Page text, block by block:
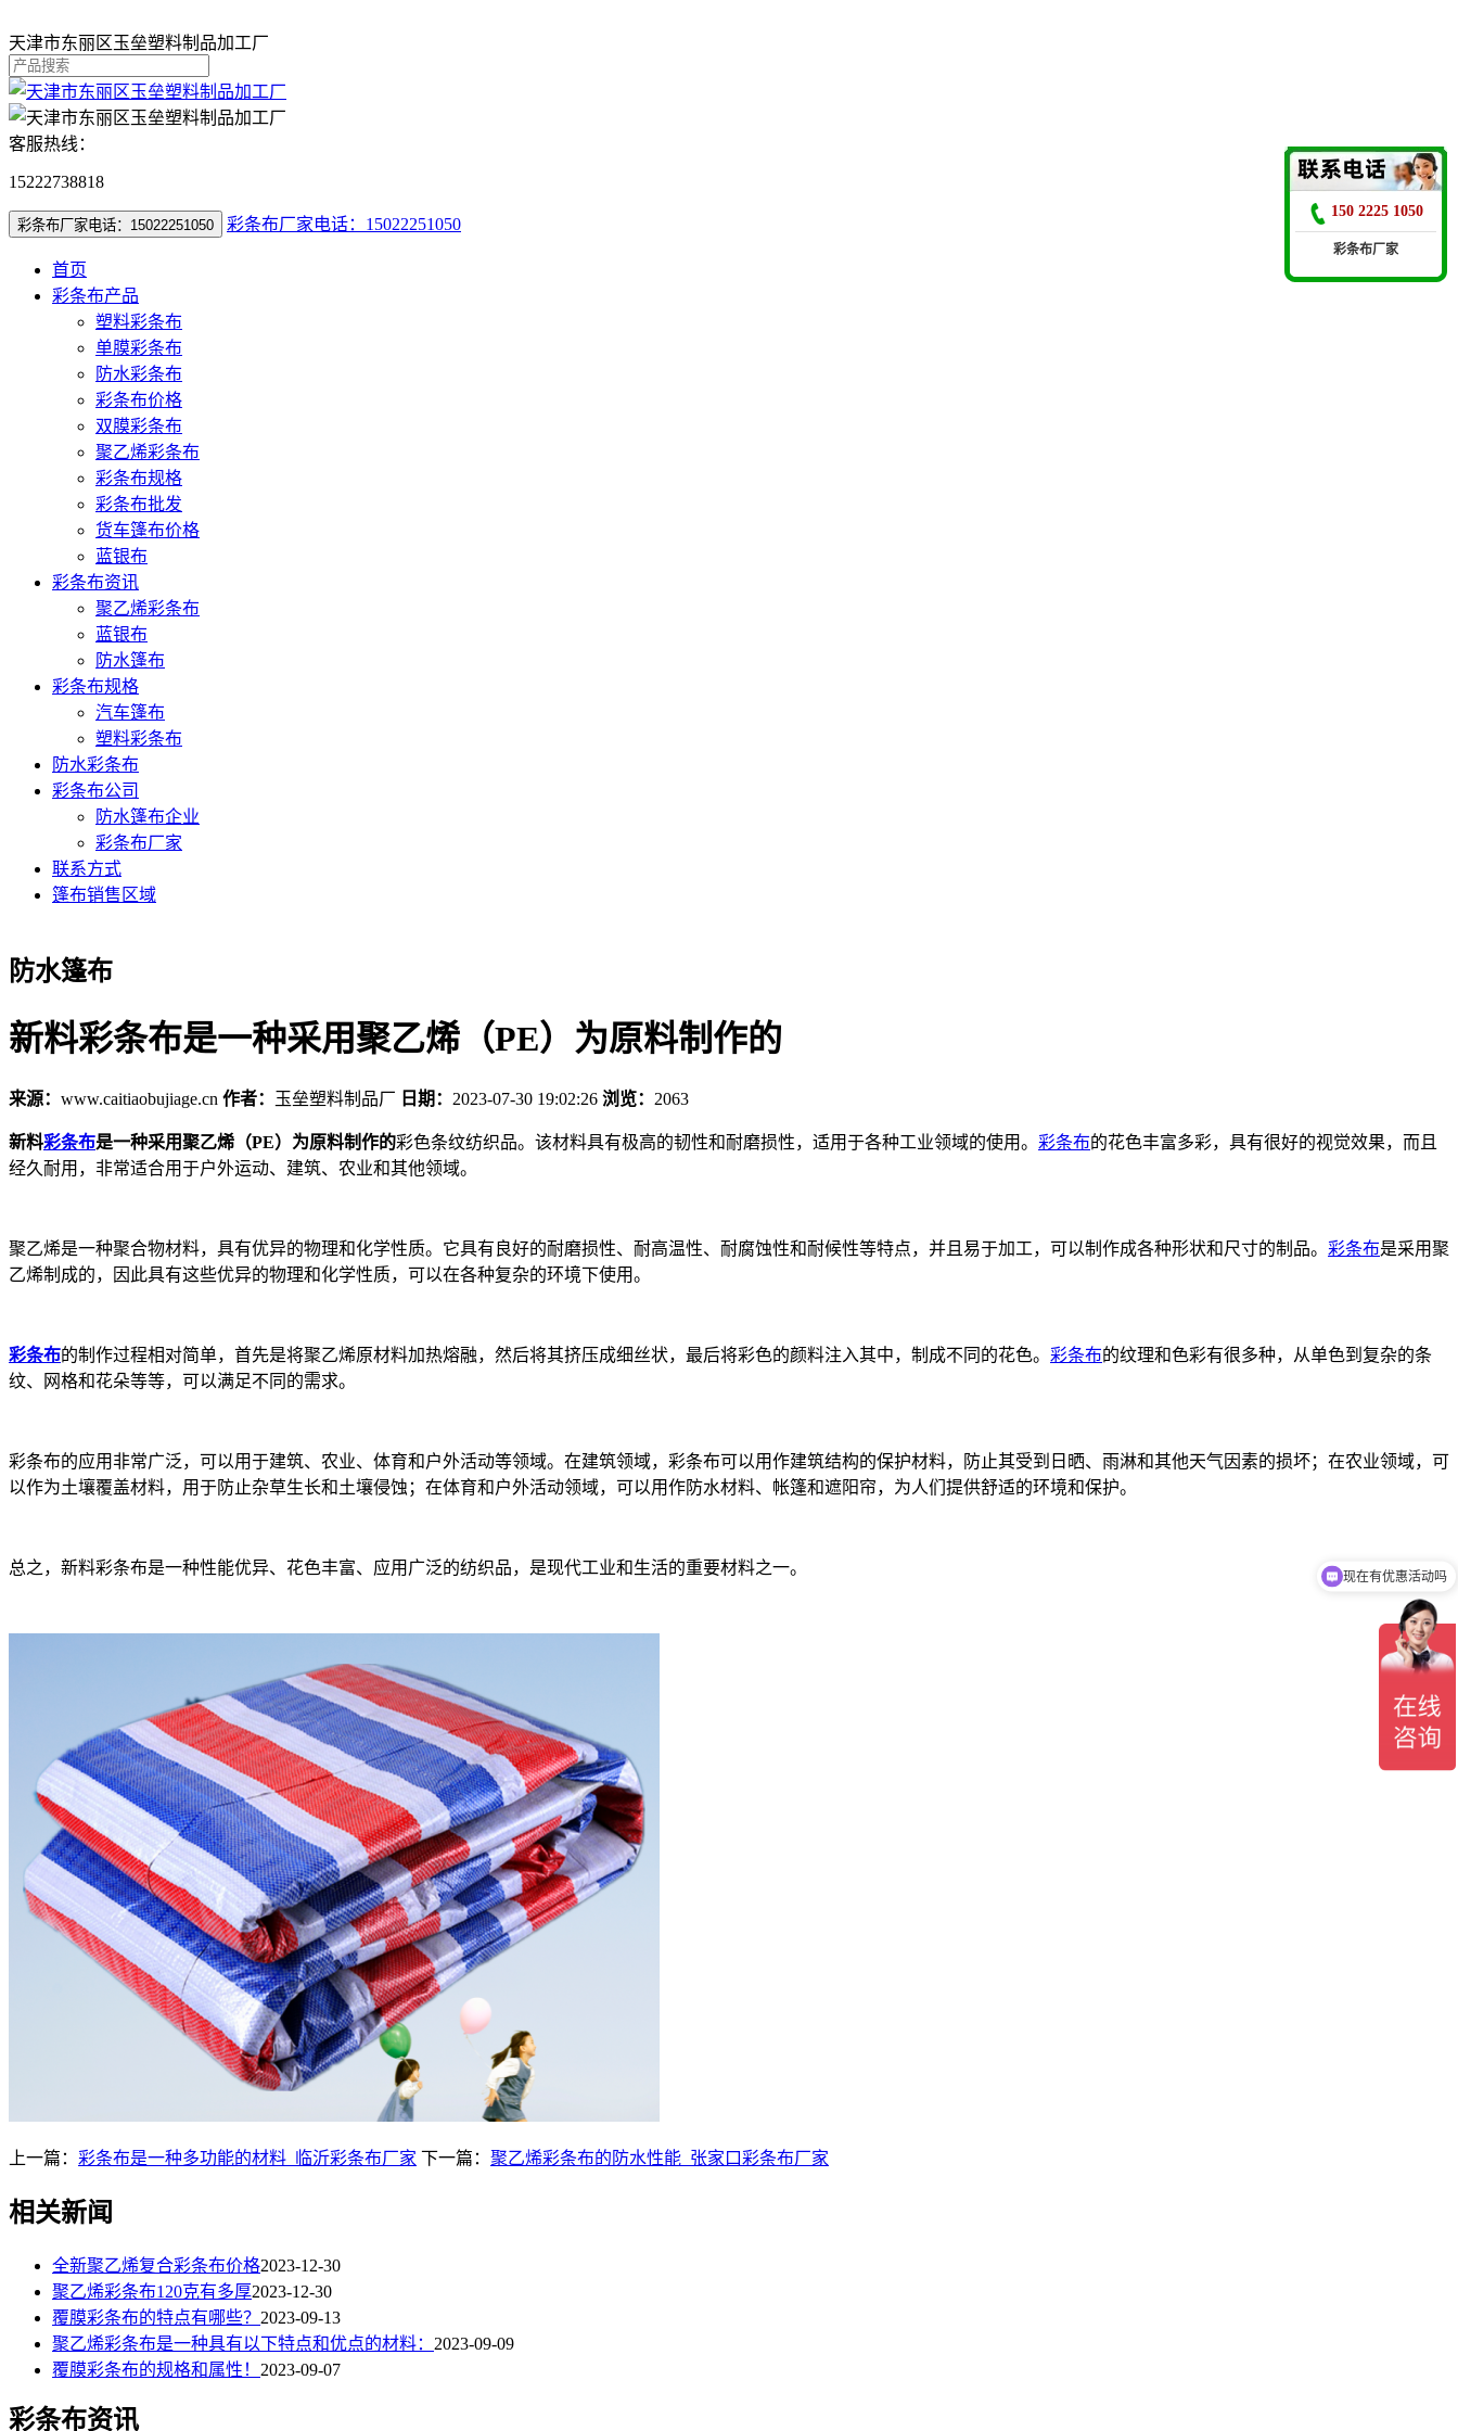
天津市东丽区玉垒塑料制品加工厂
客服热线：
15222738818
彩条布厂家电话：15022251050 彩条布厂家电话：15022251050
首页
彩条布产品
塑料彩条布
单膜彩条布
防水彩条布
彩条布价格
双膜彩条布
聚乙烯彩条布
彩条布规格
彩条布批发
货车篷布价格
蓝银布
彩条布资讯
聚乙烯彩条布
蓝银布
防水篷布
彩条布规格
汽车篷布
塑料彩条布
防水彩条布
彩条布公司
防水篷布企业
彩条布厂家
联系方式
篷布销售区域
防水篷布
新料彩条布是一种采用聚乙烯（PE）为原料制作的
来源： www.caitiaobujiage.cn 作者： 玉垒塑料制品厂 日期： 2023-07-30 19:02:26 浏览： 2063
新料彩条布是一种采用聚乙烯（PE）为原料制作的彩色条纹纺织品。该材料具有极高的韧性和耐磨损性，适用于各种工业领域的使用。 彩条布的花色丰富多彩，具有很好的视觉效果，而且
经久耐用，非常适合用于户外运动、建筑、农业和其他领域。
聚乙烯是一种聚合物材料，具有优异的物理和化学性质。它具有良好的耐磨损性、耐高温性、耐腐蚀性和耐候性等特点，并且易于加工，可以制作成各种形状和尺寸的制品。 彩条布是采用聚
乙烯制成的，因此具有这些优异的物理和化学性质，可以在各种复杂的环境下使用。
彩条布的制作过程相对简单，首先是将聚乙烯原材料加热熔融，然后将其挤压成细丝状，最后将彩色的颜料注入其中，制成不同的花色。 彩条布的纹理和色彩有很多种，从单色到复杂的条
纹、网格和花朵等等，可以满足不同的需求。
彩条布的应用非常广泛，可以用于建筑、农业、体育和户外活动等领域。在建筑领域，彩条布可以用作建筑结构的保护材料，防止其受到日晒、雨淋和其他天气因素的损坏；在农业领域，可
以作为土壤覆盖材料，用于防止杂草生长和土壤侵蚀；在体育和户外活动领域，可以用作防水材料、帐篷和遮阳帘，为人们提供舒适的环境和保护。
总之，新料彩条布是一种性能优异、花色丰富、应用广泛的纺织品，是现代工业和生活的重要材料之一。
上一篇： 彩条布是一种多功能的材料_临沂彩条布厂家 下一篇： 聚乙烯彩条布的防水性能_张家口彩条布厂家
相关新闻
全新聚乙烯复合彩条布价格2023-12-30
聚乙烯彩条布120克有多厚2023-12-30
覆膜彩条布的特点有哪些？ 2023-09-13
​聚乙烯彩条布是一种具有以下特点和优点的材料： 2023-09-09
覆膜彩条布的规格和属性！ 2023-09-07
彩条布资讯
150 2225 1050
彩条布厂家
现在有优惠活动吗